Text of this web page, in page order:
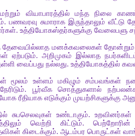
மற்றும் வியாபாரத்தில் மந்த நிலை
. பணவரவு சுமாராக இருந்தாலும் வீட்டு
. உத்தியோகஸ்தர்களுக்கு வேலைபளு
தேவையில்லாத மனக்கவலைகள் தோன்றும்
ஏற்படும். அறிமுகம் இல்லாத
வைப்பது நல்லது. உத்தியோகத்தில்
மூலம் உள்ளம் மகிழும் சம்பவங்கள்
நேரிடும். பூர்வீக சொத்துகளால்
ரீதியாக எடுக்கும் முயற்சிகளுக்கு
சுபசெலவுகள் உண்டாகும். உறவினர்கள்
வெற்றி கிட்டும். பெற்றோரின்
கிடைக்கும். ஆடம்பர பொருட்கள்